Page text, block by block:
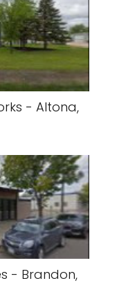
- Altona,
- Brandon,